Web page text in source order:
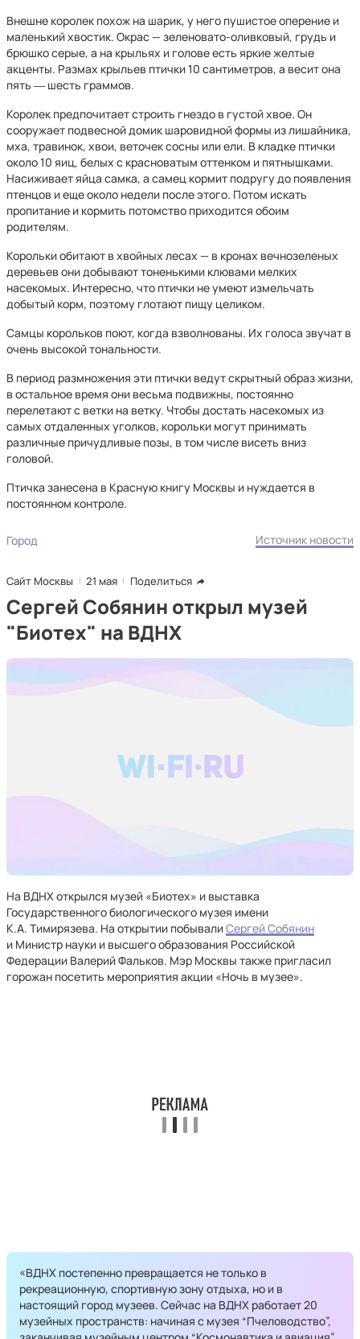
Внешне королек похож на шарик, у него пушистое оперение и
маленький хвостик. Окрас — зеленовато-оливковый, грудь и
брюшко серые, а на крыльях и голове есть яркие желтые
акценты. Размах крыльев птички 10 сантиметров, а весит она
пять ― шесть граммов.
Королек предпочитает строить гнездо в густой хвое. Он
сооружает подвесной домик шаровидной формы из лишайника,
мха, травинок, хвои, веточек сосны или ели. В кладке птички
около 10 яиц, белых с красноватым оттенком и пятнышками.
Насиживает яйца самка, а самец кормит подругу до появления
птенцов и еще около недели после этого. Потом искать
пропитание и кормить потомство приходится обоим
родителям.
Корольки обитают в хвойных лесах — в кронах вечнозеленых
деревьев они добывают тоненькими клювами мелких
насекомых. Интересно, что птички не умеют измельчать
добытый корм, поэтому глотают пищу целиком.
Самцы корольков поют, когда взволнованы. Их голоса звучат в
очень высокой тональности.
В период размножения эти птички ведут скрытный образ жизни,
в остальное время они весьма подвижны, постоянно
перелетают с ветки на ветку. Чтобы достать насекомых из
самых отдаленных уголков, корольки могут принимать
различные причудливые позы, в том числе висеть вниз
головой.
Птичка занесена в Красную книгу Москвы и нуждается в
постоянном контроле.
Город Источник новости
Сайт Москвы 21 мая Поделиться
Сергей Собянин открыл музей
"Биотех" на ВДНХ
На ВДНХ открылся музей «Биотех» и выставка
Государственного биологического музея имени
К.А. Тимирязева. На открытии побывалиСергей Собянин
и Министр науки и высшего образования Российской
Федерации Валерий Фальков. Мэр Москвы также пригласил
горожан посетить мероприятия акции «Ночь в музее».
«ВДНХ постепенно превращается не только в
рекреационную, спортивную зону отдыха, но и в
настоящий город музеев. Сейчас на ВДНХ работает 20
музейных пространств: начиная с музея “Пчеловодство”,